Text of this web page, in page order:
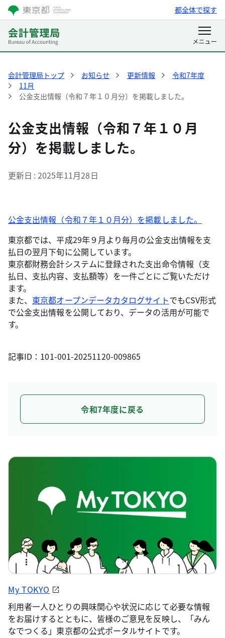
都全体で探す
会計管理局トップ お知らせ 更新情報
令和7年度
11月
公金支出情報（令和７年１０月分）を掲載しました。
公金支出情報（令和７年１０月
分）を掲載しました。
更新日 2025年11月28日
公金支出情報（令和７年１０月分）を掲載しました。
東京都では、平成29年９月より毎月の公金支出情報を支
払日の翌月下旬に公開しています。
東京都財務会計システムに登録された支出命令情報（支
払日、支払内容、支払額等）を一件ごとにご覧いただけ
ます。
また、 東京都オープンデータカタログサイトでもCSV形式
で公金支出情報を公開しており、データの活用が可能で
す。
記事ID：101-001-20251120-009865
令和7年度に戻る
My TOKYO
利用者一人ひとりの興味関心や状況に応じて必要な情報
をお届けするとともに、皆様のご意見を反映し、「みん
なでつくる」東京都の公式ポータルサイトです。